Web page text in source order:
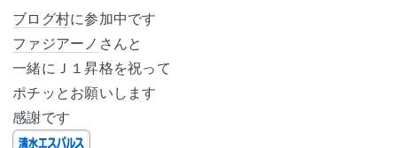
ブログ村に参加中です
ファジアーノ さんと
一緒にＪ１昇格を祝って
ポチッとお願いします
感謝です